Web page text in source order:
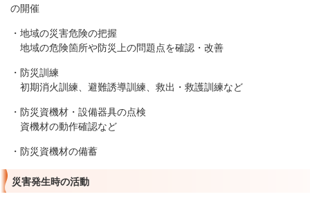
の開催
・地域の災害危険の把握
地域の危険箇所や防災上の問題点を確認・改善
・防災訓練
初期消火訓練、避難誘導訓練、救出・救護訓練など
・防災資機材・設備器具の点検
資機材の動作確認など
・防災資機材の備蓄
災害発生時の活動